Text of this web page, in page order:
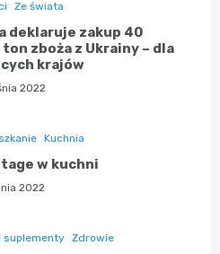
Ze świata
deklaruje zakup 40
zboża z Ukrainy – dla
krajów
2022
Kuchnia
w kuchni
2022
suplementy Zdrowie